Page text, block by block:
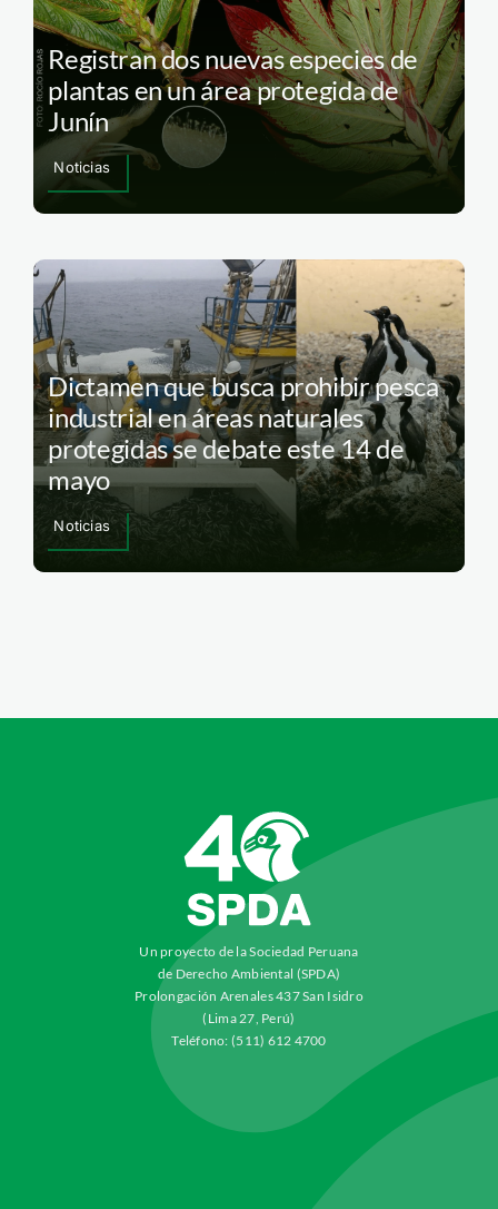
Registran dos nuevas especies de
plantas en un área protegida de
Junín
Noticias
Dictamen que busca prohibir pesca
industrial en áreas naturales
protegidas se debate este 14 de
mayo
Noticias
Un proyecto de la Sociedad Peruana
de Derecho Ambiental (SPDA)
Prolongación Arenales 437 San Isidro
(Lima 27, Perú)
Teléfono: (511) 612 4700